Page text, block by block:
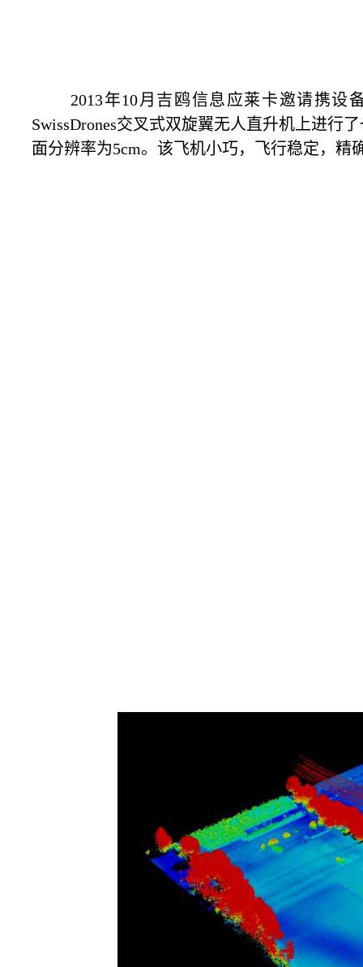
2013年10月吉鸥信息应莱卡邀请携设
SwissDrones交叉式双旋翼无人直升机上进行
面分辨率为5cm。该飞机小巧，飞行稳定，